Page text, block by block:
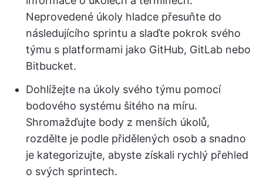
Neprovedené úkoly hladce přesuňte do
následujícího sprintu a slaďte pokrok svého
týmu s platformami jako GitHub, GitLab nebo
Bitbucket.
Dohlížejte na úkoly svého týmu pomocí
bodového systému šitého na míru.
Shromažďujte body z menších úkolů,
rozdělte je podle přidělených osob a snadno
je kategorizujte, abyste získali rychlý přehled
o svých sprintech.